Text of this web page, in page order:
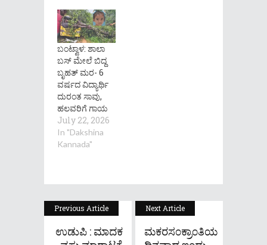
ಬಂಟ್ವಾಳ: ಶಾಲಾ
ಬಸ್ ಮೇಲೆ ಬಿದ್ದ
ಬೃಹತ್ ಮರ- 6
ವರ್ಷದ ವಿದ್ಯಾರ್ಥಿ
ದುರಂತ ಸಾವು,
ಹಲವರಿಗೆ ಗಾಯ
July 22, 2026
In "Dakshina
Kannada"
Previous Article
ಉಡುಪಿ : ಮಾದಕ
Next Article
ಮಕರಸ೦ಕ್ರಾ೦ತಿಯ